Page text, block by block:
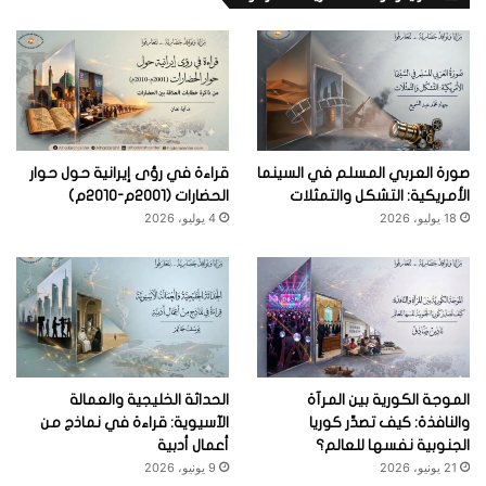
صورة العربي المسلم في السينما
الأمريكية: التشكل والتمثلات
18 يوليو، 2026
قراءة في رؤى إيرانية حول حوار
الحضارات (2001م-2010م)
4 يوليو، 2026
الموجة الكورية بين المرآة
والنافذة: كيف تصدِّر كوريا
الجنوبية نفسها للعالم؟
21 يونيو، 2026
الحداثة الخليجية والعمالة
الآسيوية: قراءة في نماذج من
أعمال أدبية
9 يونيو، 2026